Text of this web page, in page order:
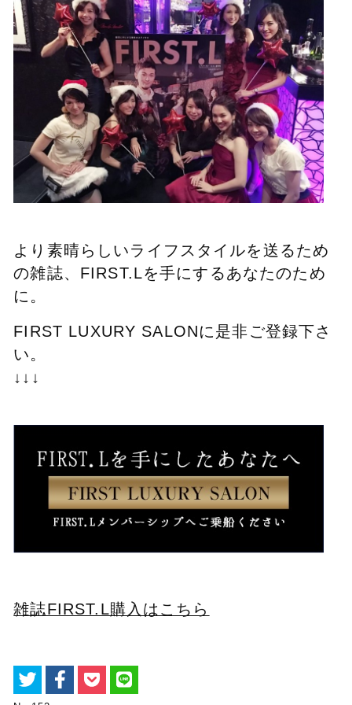
より素晴らしいライフスタイルを送るため
の雑誌、FIRST.Lを手にするあなたのため
に。
FIRST LUXURY SALONに是非ご登録下さ
い。
↓↓↓
雑誌FIRST.L購入はこちら